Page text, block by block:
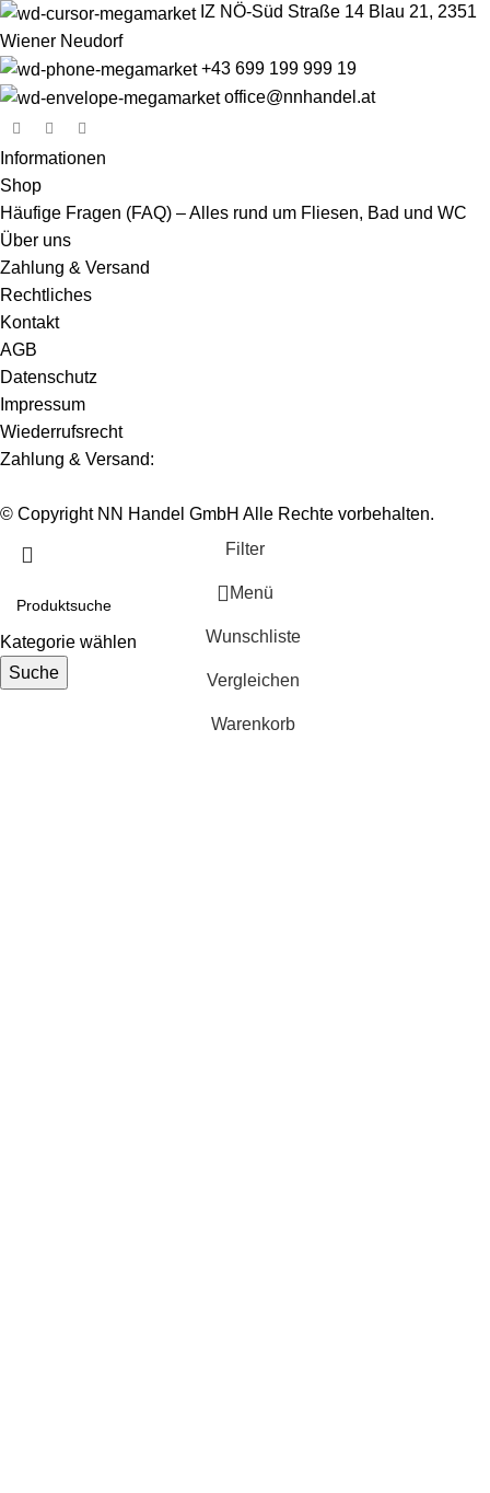
IZ NÖ-Süd Straße 14 Blau 21, 2351
Wiener Neudorf
+43 699 199 999 19
office@nnhandel.at
Informationen
Shop
Häufige Fragen (FAQ) – Alles rund um Fliesen, Bad und WC
Über uns
Zahlung & Versand
Rechtliches
Kontakt
AGB
Datenschutz
Impressum
Wiederrufsrecht
Zahlung & Versand:
© Copyright NN Handel GmbH Alle Rechte vorbehalten.
Kategorie wählen
Suche
Filter
Menü
Wunschliste
Vergleichen
Warenkorb